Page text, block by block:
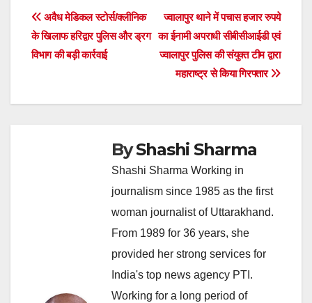
Post
navigation
ज्वालापुर थाने में पचास हजार रुपये
का ईनामी अपराधी सीबीसीआईडी एवं
ज्वालापुर पुलिस की संयुक्त टीम द्वारा
महाराष्ट्र से किया गिरफ्तार
अवैध मेडिकल स्टोर्स/क्लीनिक
के खिलाफ हरिद्वार पुलिस और ड्रग
विभाग की बड़ी कार्रवाई
ByShashi Sharma
Shashi Sharma Working in
journalism since 1985 as the first
woman journalist of Uttarakhand.
From 1989 for 36 years, she
provided her strong services for
India's top news agency PTI.
Working for a long period of